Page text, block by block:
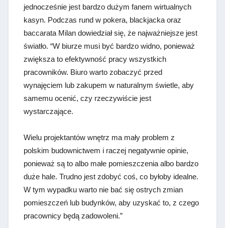
jednocześnie jest bardzo dużym fanem wirtualnych
kasyn. Podczas rund w pokera, blackjacka oraz
baccarata Milan dowiedział się, że najważniejsze jest
światło. “W biurze musi być bardzo widno, ponieważ
zwiększa to efektywność pracy wszystkich
pracowników. Biuro warto zobaczyć przed
wynajęciem lub zakupem w naturalnym świetle, aby
samemu ocenić, czy rzeczywiście jest
wystarczające.
Wielu projektantów wnętrz ma mały problem z
polskim budownictwem i raczej negatywnie opinie,
ponieważ są to albo małe pomieszczenia albo bardzo
duże hale. Trudno jest zdobyć coś, co byłoby idealne.
W tym wypadku warto nie bać się ostrych zmian
pomieszczeń lub budynków, aby uzyskać to, z czego
pracownicy będą zadowoleni.”